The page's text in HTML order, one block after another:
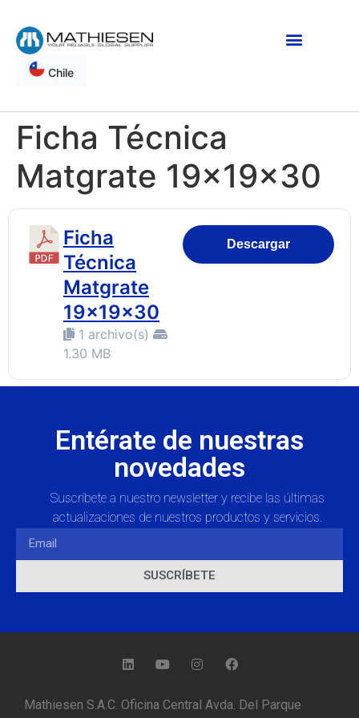
Chile
Ficha Técnica
Matgrate 19x19x30
Ficha
Técnica
Matgrate
19x19x30
1 archivo(s)
1.30 MB
Descargar
Entérate de nuestras
novedades
Suscríbete a nuestro newsletter y recibe las últimas
actualizaciones de nuestros productos y servicios.
SUSCRÍBETE
Mathiesen S.A.C. Oficina Central Avda. Del Parque